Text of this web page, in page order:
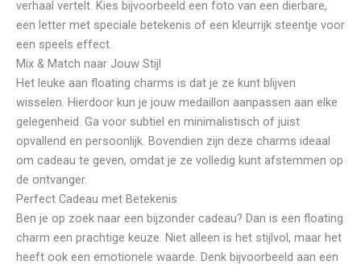
verhaal vertelt. Kies bijvoorbeeld een foto van een dierbare,
een letter met speciale betekenis of een kleurrijk steentje voor
een speels effect.
Mix & Match naar Jouw Stijl
Het leuke aan floating charms is dat je ze kunt blijven
wisselen. Hierdoor kun je jouw medaillon aanpassen aan elke
gelegenheid. Ga voor subtiel en minimalistisch of juist
opvallend en persoonlijk. Bovendien zijn deze charms ideaal
om cadeau te geven, omdat je ze volledig kunt afstemmen op
de ontvanger.
Perfect Cadeau met Betekenis
Ben je op zoek naar een bijzonder cadeau? Dan is een floating
charm een prachtige keuze. Niet alleen is het stijlvol, maar het
heeft ook een emotionele waarde. Denk bijvoorbeeld aan een